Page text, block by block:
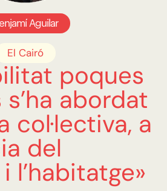
Aguilar
El Cairó
poques
abordat
col·lectiva, a
del
l’habitatge»